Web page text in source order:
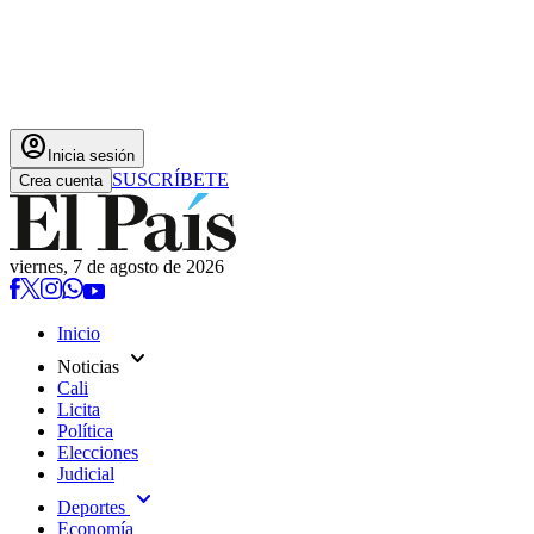
account_circle Inicia sesión
Crea cuenta SUSCRÍBETE
viernes, 7 de agosto de 2026
Inicio
Noticias expand_more
Cali
Licita
Política
Elecciones
Judicial
Deportes expand_more
Economía